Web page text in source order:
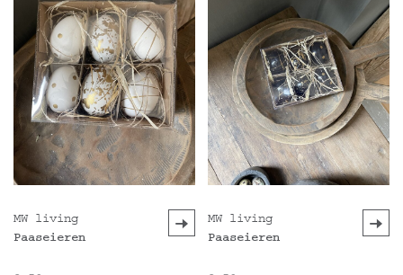
MW living
Paaseieren
MW living
Paaseieren